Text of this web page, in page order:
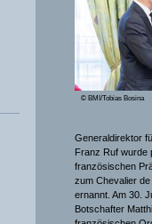
© BMI/Tobias Bosina
Generaldirektor
Franz Ruf wurde
französischen
zum Chevalier de
ernannt. Am 30.
Botschafter